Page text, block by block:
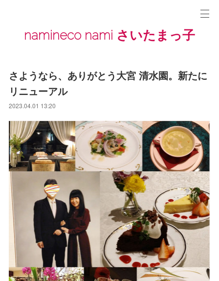
namineco nami さいたまっ子
さようなら、ありがとう大宮 清水園。新たに
リニューアル
2023.04.01 13:20